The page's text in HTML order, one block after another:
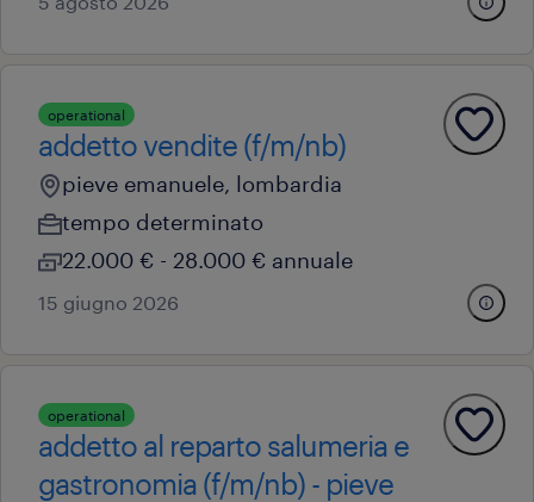
operational
addetto vendite (f/m/nb)
pieve emanuele, lombardia
tempo determinato
22.000 € - 28.000 € annuale
15 giugno 2026
operational
addetto al reparto salumeria e
gastronomia (f/m/nb) - pieve